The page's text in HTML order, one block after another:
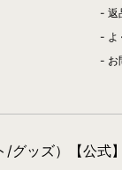
返
よ
お
グッズ）【公式】